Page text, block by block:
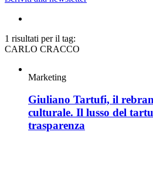
1 risultati per il tag:
CARLO CRACCO
Marketing
Giuliano Tartufi, il
culturale. Il lusso del
trasparenza